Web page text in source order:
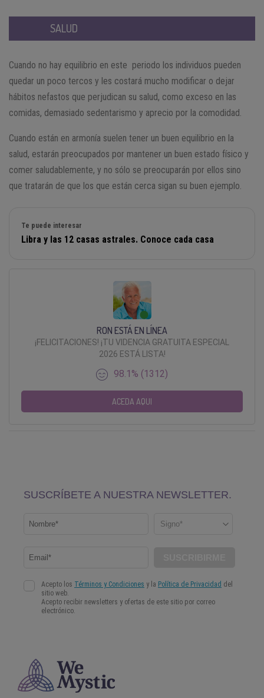
SALUD
Cuando no hay equilibrio en este periodo los individuos pueden
quedar un poco tercos y les costará mucho modificar o dejar
hábitos nefastos que perjudican su salud, como exceso en las
comidas, demasiado sedentarismo y aprecio por la comodidad.
Cuando están en armonía suelen tener un buen equilibrio en la
salud, estarán preocupados por mantener un buen estado físico y
comer saludablemente, y no sólo se preocuparán por ellos sino
que tratarán de que los que están cerca sigan su buen ejemplo.
Te puede interesar
Libra y las 12 casas astrales. Conoce cada casa
RON ESTÁ EN LÍNEA
¡FELICITACIONES! ¡TU VIDENCIA GRATUITA ESPECIAL
2026 ESTÁ LISTA!
98.1% (1312)
ACEDA AQUI